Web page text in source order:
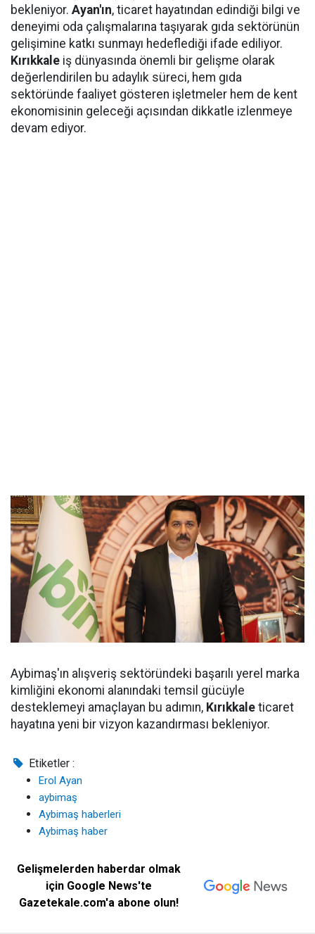
bekleniyor. Ayan'ın, ticaret hayatından edindiği bilgi ve
deneyimi oda çalışmalarına taşıyarak gıda sektörünün
gelişimine katkı sunmayı hedeflediği ifade ediliyor.
Kırıkkale iş dünyasında önemli bir gelişme olarak
değerlendirilen bu adaylık süreci, hem gıda
sektöründe faaliyet gösteren işletmeler hem de kent
ekonomisinin geleceği açısından dikkatle izlenmeye
devam ediyor.
Aybimaş'ın alışveriş sektöründeki başarılı yerel marka
kimliğini ekonomi alanındaki temsil gücüyle
desteklemeyi amaçlayan bu adımın, Kırıkkale ticaret
hayatına yeni bir vizyon kazandırması bekleniyor.
Etiketler :
Erol Ayan
aybimaş
Aybimaş haberleri
Aybimaş haber
Gelişmelerden haberdar olmak
için Google News'te
Gazetekale.com'a abone olun!